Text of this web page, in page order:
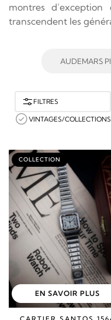
montres
transcendent les
AUDEMARS
FILTRES
VINTAGES/COLLECTIONS
EN SAVOIR PLUS
COLLECTION